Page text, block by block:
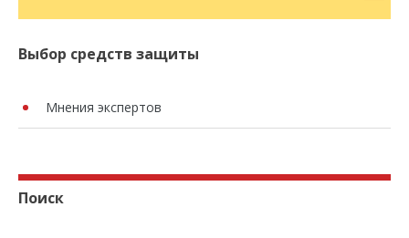
Выбор средств защиты
Мнения экспертов
Поиск